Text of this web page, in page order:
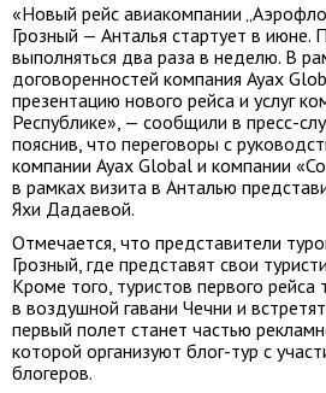
«Новый рейс авиакомпании
Грозный — Анталья стартует в июне.
выполняться два раза в неделю. В
договоренностей компания Ayax
презентацию нового рейса и услуг
Республике», — сообщили в пресс-
пояснив, что переговоры с
компании Ayax Global и компании
в рамках визита в Анталью
Яхи Дадаевой.
Отмечается, что представители
Грозный, где представят свои
Кроме того, туристов первого
в воздушной гавани Чечни и
первый полет станет частью
которой организуют блог-тур с
блогеров.